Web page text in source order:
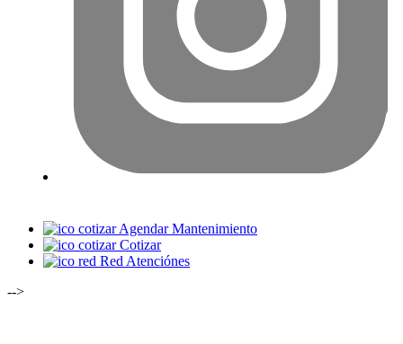
Agendar Mantenimiento
Cotizar
Red Atenciónes
-->